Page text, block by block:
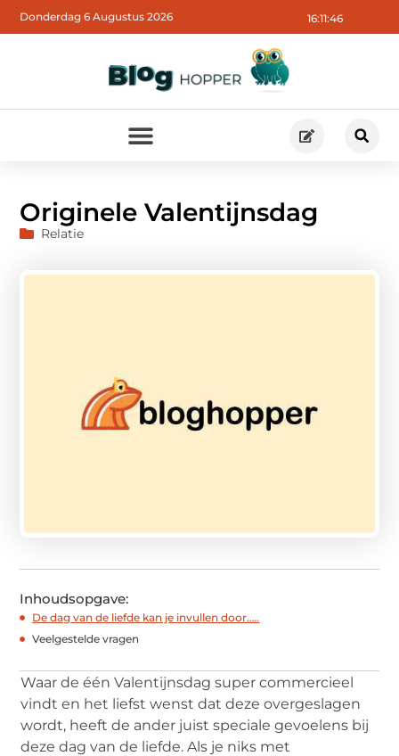
16:11:47
Donderdag 6 Augustus 2026
Originele Valentijnsdag
Relatie
Inhoudsopgave:
De dag van de liefde kan je invullen door…..
Veelgestelde vragen
Waar de één Valentijnsdag super commercieel
vindt en het liefst wenst dat deze overgeslagen
wordt, heeft de ander juist speciale gevoelens bij
deze dag van de liefde. Als je niks met